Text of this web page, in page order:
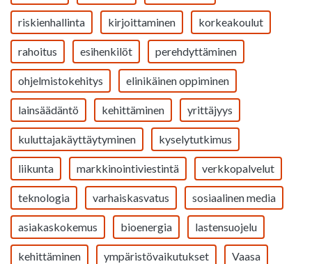
riskienhallinta kirjoittaminen korkeakoulut
rahoitus esihenkilöt perehdyttäminen
ohjelmistokehitys elinikäinen oppiminen
lainsäädäntö kehittäminen yrittäjyys
kuluttajakäyttäytyminen kyselytutkimus
liikunta markkinointiviestintä verkkopalvelut
teknologia varhaiskasvatus sosiaalinen media
asiakaskokemus bioenergia lastensuojelu
kehittäminen ympäristövaikutukset Vaasa